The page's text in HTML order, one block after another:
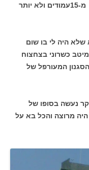
15
עמודים ולא יותר
שלא היה לי בו שום
כשרוני בצחצוח
המעורפל של
נעשה בסופו של
מרוצה והכל בא על